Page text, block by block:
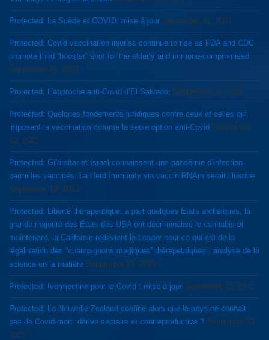
Protected: La Suède et COVID: mise à jour September 21, 2021
Protected: Covid vaccination injuries continue to rise as FDA and CDC
promote third “booster” shot for the elderly and immuno-compromised
September 21, 2021
Protected: L’approche anti-Covid d’El Salvador September 20, 2021
Protected: Quelques fondements juridiques contre ceux et celles qui
imposent la vaccination comme la seule option anti-Covid September
19, 2021
Protected: Gilbraltar et Israel connaissent une pandémie d’infection
parmi les vaccinés. La Herd Immunity via vaccin RNAm serait illusoire
September 19, 2021
Protected: Liberté thérapeutique: a part quelques Etats archaiques, la
grande majorité des Etats des USA ont décriminalisé le cannabis et
maintenant, la Californie redevient le Leader pour ce qui est de la
légalisation des “champignons magiques” thérapeutiques : analyse de la
science en la matière September 19, 2021
Protected: Ivermectine pour le Covid : mise à jour September 12, 2021
Protected: La Nouvelle Zealand confine alors que le pays ne connait
pas de Covid-mort: dérive sectaire et contreproductive ? September 12,
2021